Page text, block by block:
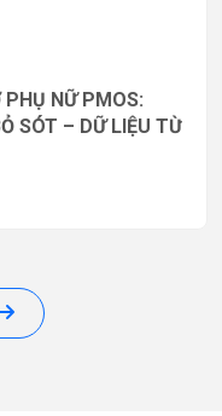
PHỤ NỮ PMOS:
SÓT – DỮ LIỆU TỪ